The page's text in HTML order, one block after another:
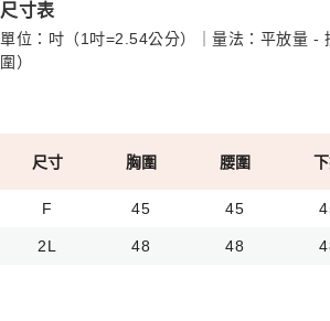
尺寸表
單位：吋（1吋=2.54公分）｜量法：平放量 -
圍）
尺寸 胸圍 腰圍
F 45 45
2L 48 48